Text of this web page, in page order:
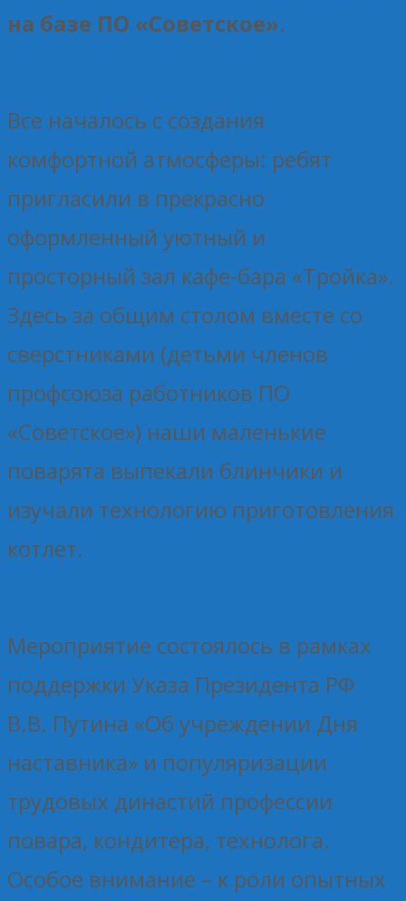
на базе ПО «Советское».
Все началось с создания
комфортной атмосферы: ребят
пригласили в прекрасно
оформленный уютный и
просторный зал кафе-бара «Тройка».
Здесь за общим столом вместе со
сверстниками (детьми членов
профсоюза работников ПО
«Советское») наши маленькие
поварята выпекали блинчики и
изучали технологию приготовления
котлет.
Мероприятие состоялось в рамках
поддержки Указа Президента РФ
В.В. Путина «Об учреждении Дня
наставника» и популяризации
трудовых династий профессии
повара, кондитера, технолога.
Особое внимание – к роли опытных